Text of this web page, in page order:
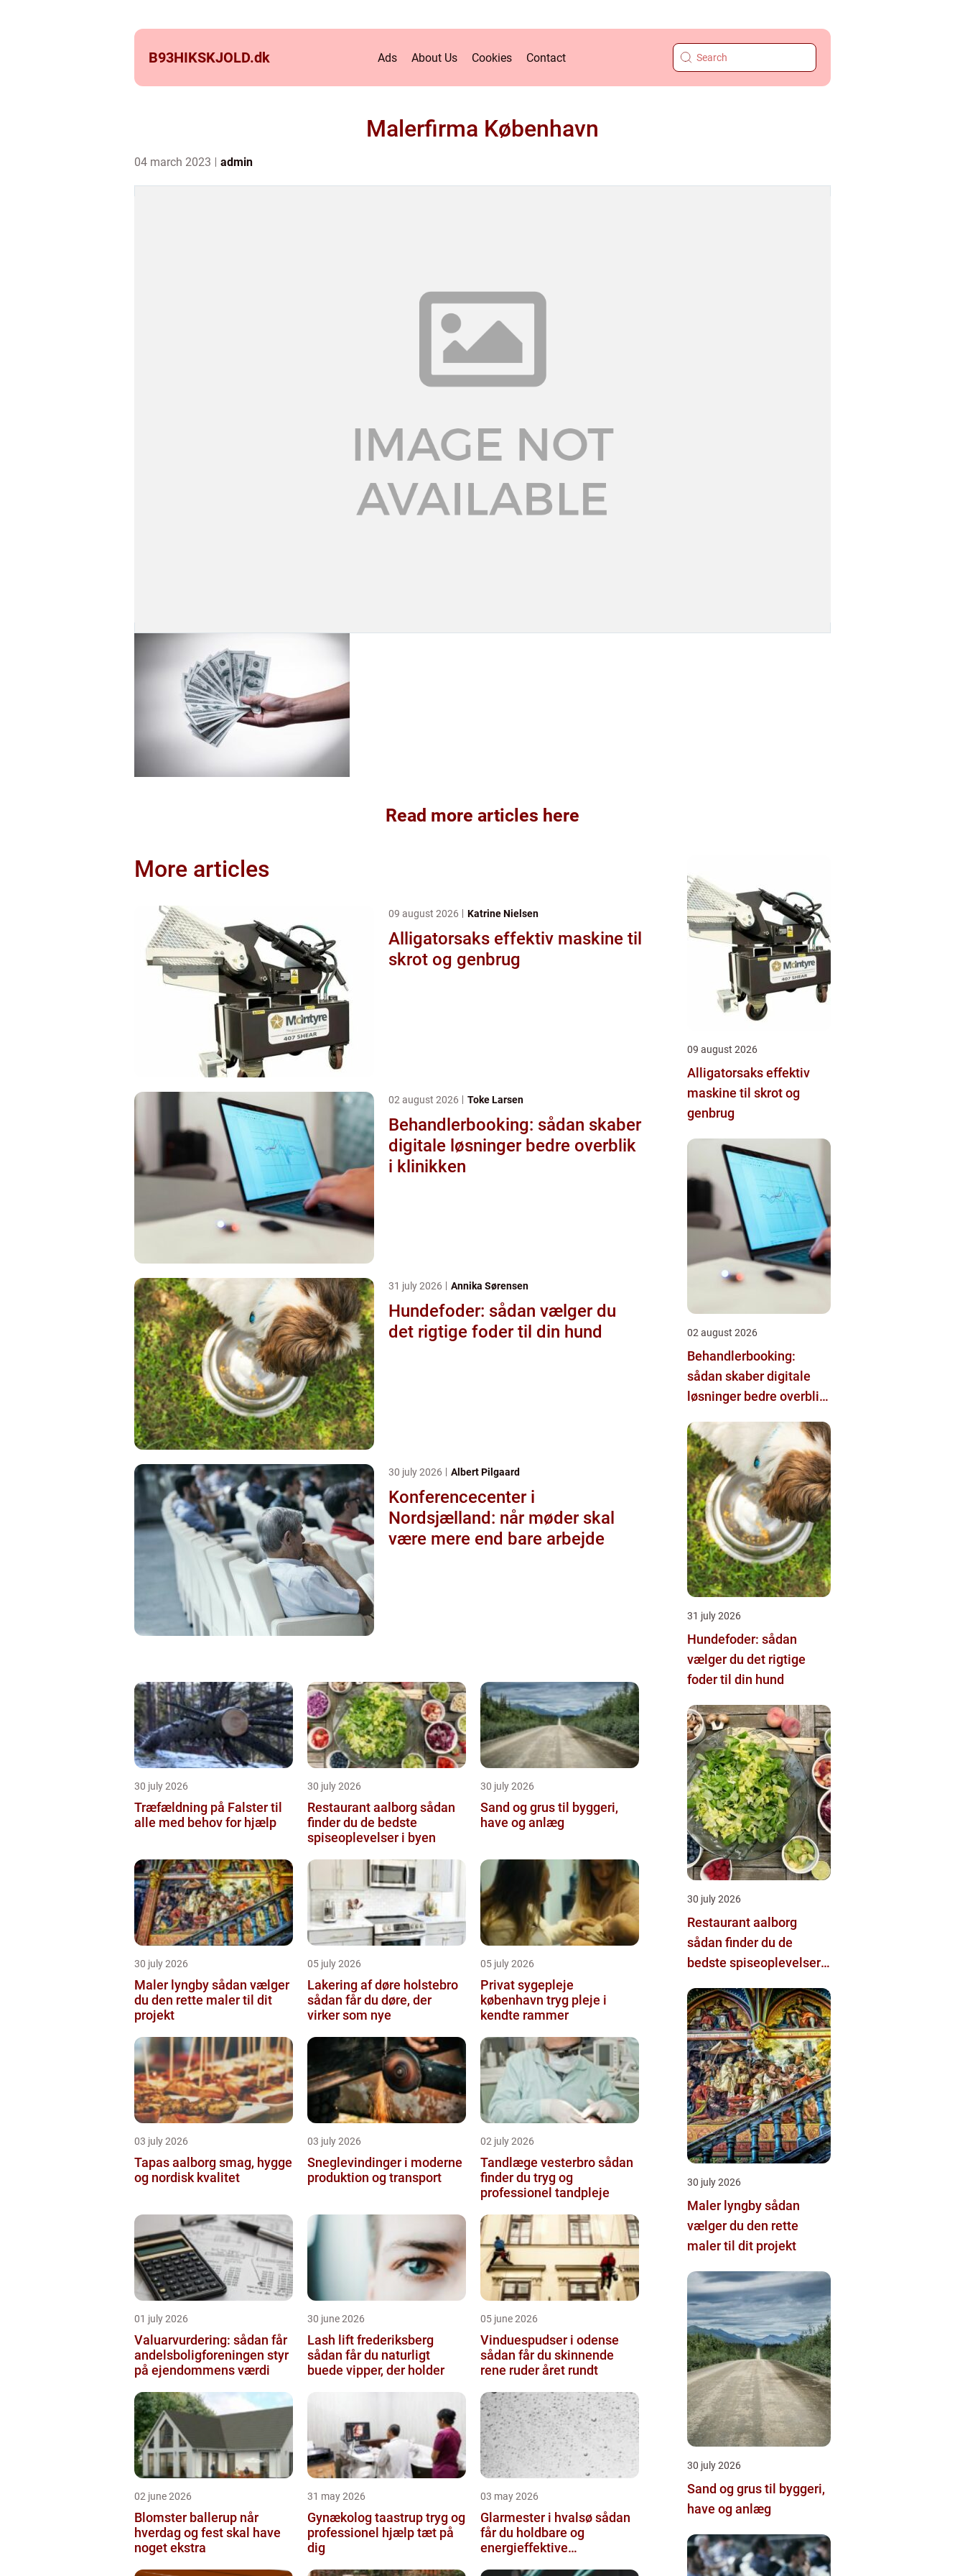
B93HIKSKJOLD.dk Ads About Us Cookies Contact
Malerfirma København
04 march 2023 admin
Read more articles here
More articles
09 august 2026 Katrine Nielsen
Alligatorsaks effektiv maskine til
skrot og genbrug
02 august 2026 Toke Larsen
Behandlerbooking: sådan skaber
digitale løsninger bedre overblik
i klinikken
31 july 2026 Annika Sørensen
Hundefoder: sådan vælger du
det rigtige foder til din hund
30 july 2026 Albert Pilgaard
Konferencecenter i
Nordsjælland: når møder skal
være mere end bare arbejde
30 july 2026
Træfældning på Falster til
alle med behov for hjælp
30 july 2026
Restaurant aalborg sådan
finder du de bedste
spiseoplevelser i byen
30 july 2026
Sand og grus til byggeri,
have og anlæg
30 july 2026
Maler lyngby sådan vælger
du den rette maler til dit
projekt
05 july 2026
Lakering af døre holstebro
sådan får du døre, der
virker som nye
05 july 2026
Privat sygepleje
københavn tryg pleje i
kendte rammer
03 july 2026
Tapas aalborg smag, hygge
og nordisk kvalitet
03 july 2026
Sneglevindinger i moderne
produktion og transport
02 july 2026
Tandlæge vesterbro sådan
finder du tryg og
professionel tandpleje
01 july 2026
Valuarvurdering: sådan får
andelsboligforeningen styr
på ejendommens værdi
30 june 2026
Lash lift frederiksberg
sådan får du naturligt
buede vipper, der holder
05 june 2026
Vinduespudser i odense
sådan får du skinnende
rene ruder året rundt
02 june 2026
Blomster ballerup når
hverdag og fest skal have
noget ekstra
31 may 2026
Gynækolog taastrup tryg og
professionel hjælp tæt på
dig
03 may 2026
Glarmester i hvalsø sådan
får du holdbare og
energieffektive
09 august 2026
Alligatorsaks effektiv
maskine til skrot og
genbrug
02 august 2026
Behandlerbooking:
sådan skaber digitale
løsninger bedre overblik
31 july 2026
Hundefoder: sådan
vælger du det rigtige
foder til din hund
30 july 2026
Restaurant aalborg
sådan finder du de
bedste spiseoplevelser i
30 july 2026
Maler lyngby sådan
vælger du den rette
maler til dit projekt
30 july 2026
Sand og grus til byggeri,
have og anlæg